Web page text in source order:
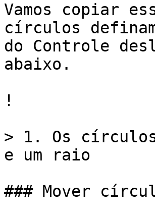
Vamos copiar
círculos
do Controle
abaixo.
!
> 1. Os
e um raio
### Mover